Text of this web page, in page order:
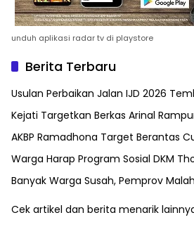
unduh aplikasi radar tv di playstore
Berita Terbaru
Usulan Perbaikan Jalan IJD 2026
Kejati Targetkan Berkas Arinal
AKBP Ramadhona Target Berantas
Warga Harap Program Sosial DKM
Banyak Warga Susah, Pemprov
Cek artikel dan berita menarik